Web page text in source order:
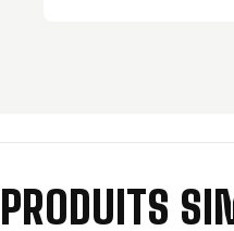
PRODUITS